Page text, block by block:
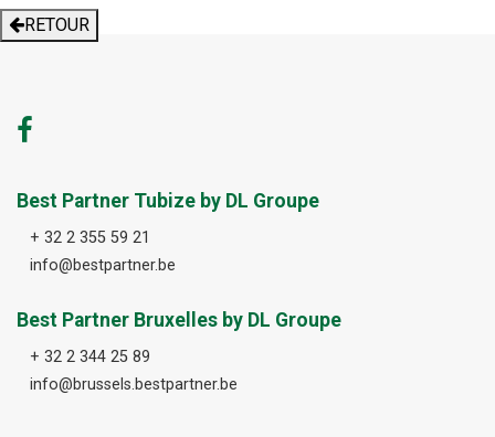
RETOUR
Best Partner Tubize by DL Groupe
+ 32 2 355 59 21
info@bestpartner.be
Best Partner Bruxelles by DL Groupe
+ 32 2 344 25 89
info@brussels.bestpartner.be